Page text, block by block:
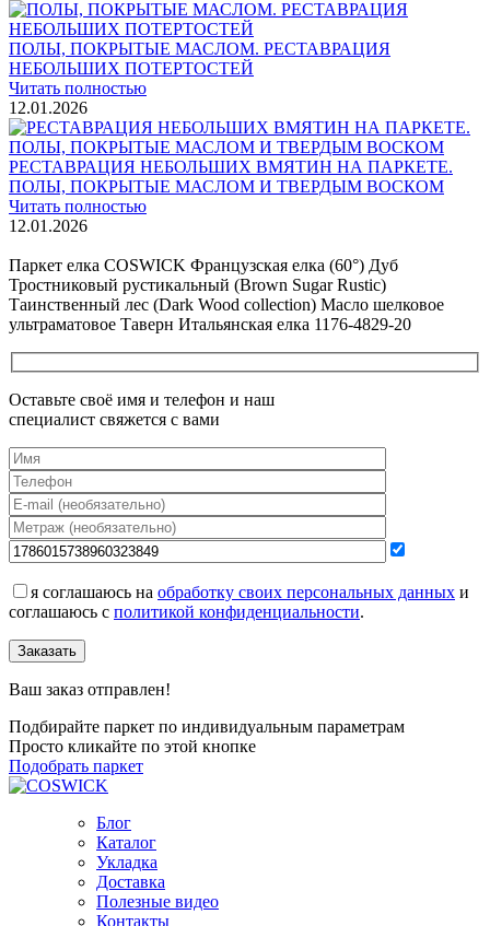
ПОЛЫ, ПОКРЫТЫЕ МАСЛОМ. РЕСТАВРАЦИЯ
НЕБОЛЬШИХ ПОТЕРТОСТЕЙ
Читать полностью
12.01.2026
РЕСТАВРАЦИЯ НЕБОЛЬШИХ ВМЯТИН НА ПАРКЕТЕ.
ПОЛЫ, ПОКРЫТЫЕ МАСЛОМ И ТВЕРДЫМ ВОСКОМ
Читать полностью
12.01.2026
Паркет елка COSWICK Французская елка (60°) Дуб
Тростниковый рустикальный (Brown Sugar Rustic)
Таинственный лес (Dark Wood collection) Масло шелковое
ультраматовое Таверн Итальянская елка 1176-4829-20
Оставьте своё имя и телефон и наш
специалист свяжется с вами
я соглашаюсь на обработку своих персональных данных и
соглашаюсь с политикой конфиденциальности.
Заказать
Ваш заказ отправлен!
Подбирайте паркет по индивидуальным параметрам
Просто кликайте по этой кнопке
Подобрать паркет
Блог
Каталог
Укладка
Доставка
Полезные видео
Контакты